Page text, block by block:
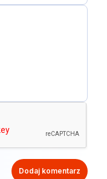
Dodaj komentarz